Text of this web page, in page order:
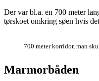
Der var bl.a. en 700 meter
tørskoet omkring søen hvis
700 meter korridor, man
Marmorbåden